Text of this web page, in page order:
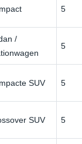
5
/
5
SUV 5
SUV 5